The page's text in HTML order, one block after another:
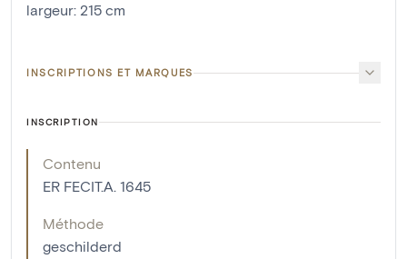
largeur: 215 cm
INSCRIPTIONS ET MARQUES
INSCRIPTION
Contenu
ER FECIT.A. 1645
Méthode
geschilderd